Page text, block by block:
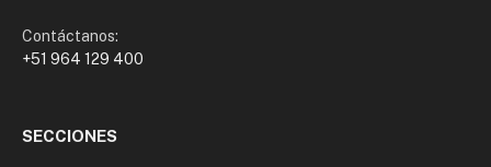
Contáctanos:
+51 964 129 400
SECCIONES